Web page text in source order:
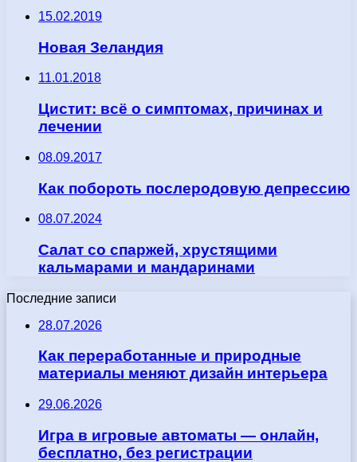
15.02.2019
Новая Зеландия
11.01.2018
Цистит: всё о симптомах, причинах и
лечении
08.09.2017
Как побороть послеродовую депрессию
08.07.2024
Салат со спаржей, хрустящими
кальмарами и мандаринами
Последние записи
28.07.2026
Как переработанные и природные
материалы меняют дизайн интерьера
29.06.2026
Игра в игровые автоматы — онлайн,
бесплатно, без регистрации